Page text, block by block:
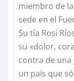
miembro de
sede en el
Su tía Rosi
su «dolor,
contra de una
un país que